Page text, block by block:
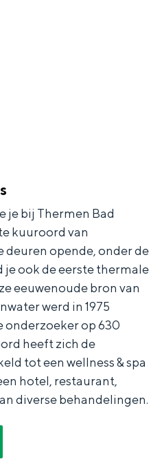
je bij Thermen Bad
kuuroord van
deuren opende, onder de
je ook de eerste thermale
eeuwenoude bron van
werd in 1975
onderzoeker op 630
heeft zich de
tot een wellness & spa
hotel, restaurant,
diverse behandelingen.